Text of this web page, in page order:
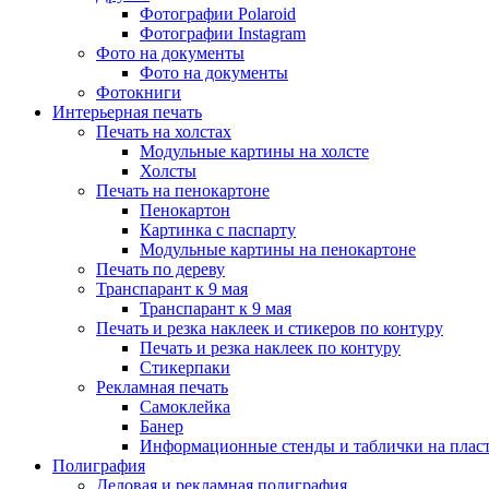
Фотографии Polaroid
Фотографии Instagram
Фото на документы
Фото на документы
Фотокниги
Интерьерная печать
Печать на холстах
Модульные картины на холсте
Холсты
Печать на пенокартоне
Пенокартон
Картинка с паспарту
Модульные картины на пенокартоне
Печать по дереву
Транспарант к 9 мая
Транспарант к 9 мая
Печать и резка наклеек и стикеров по контуру
Печать и резка наклеек по контуру
Стикерпаки
Рекламная печать
Самоклейка
Банер
Информационные стенды и таблички на
Полиграфия
Деловая и рекламная полиграфия